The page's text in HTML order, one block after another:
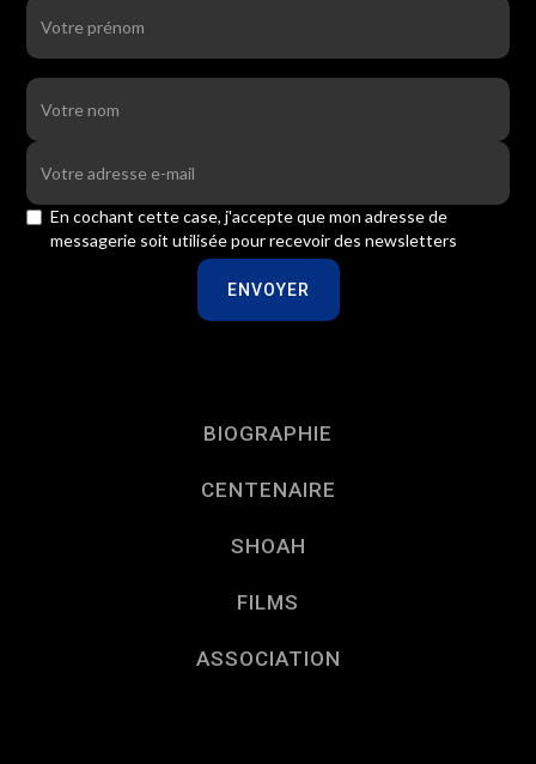
En cochant cette case, j'accepte que mon adresse de
messagerie soit utilisée pour recevoir des newsletters
BIOGRAPHIE
CENTENAIRE
SHOAH
FILMS
ASSOCIATION